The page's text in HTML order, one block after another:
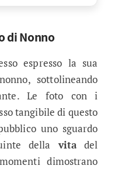
di Nonno
espresso la sua
sottolineando
Le foto con i
tangibile di questo
uno sguardo
dellavitadel
dimostrano